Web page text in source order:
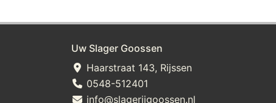
Uw Slager Goossen
Haarstraat 143, Rijssen
0548-512401
info@slagerijgoossen.nl